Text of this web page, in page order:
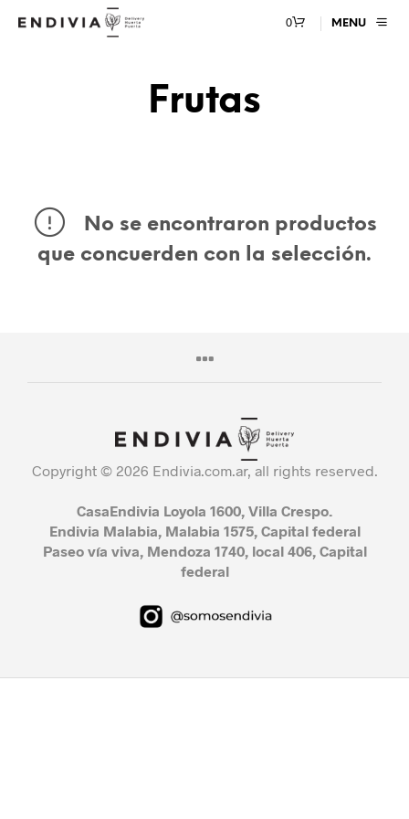
0 MENU
Frutas
No se encontraron productos
que concuerden con la selección.
Copyright © 2026 Endivia.com.ar, all rights reserved.
CasaEndivia Loyola 1600, Villa Crespo.
Endivia Malabia, Malabia 1575, Capital federal
Paseo vía viva, Mendoza 1740, local 406, Capital
federal